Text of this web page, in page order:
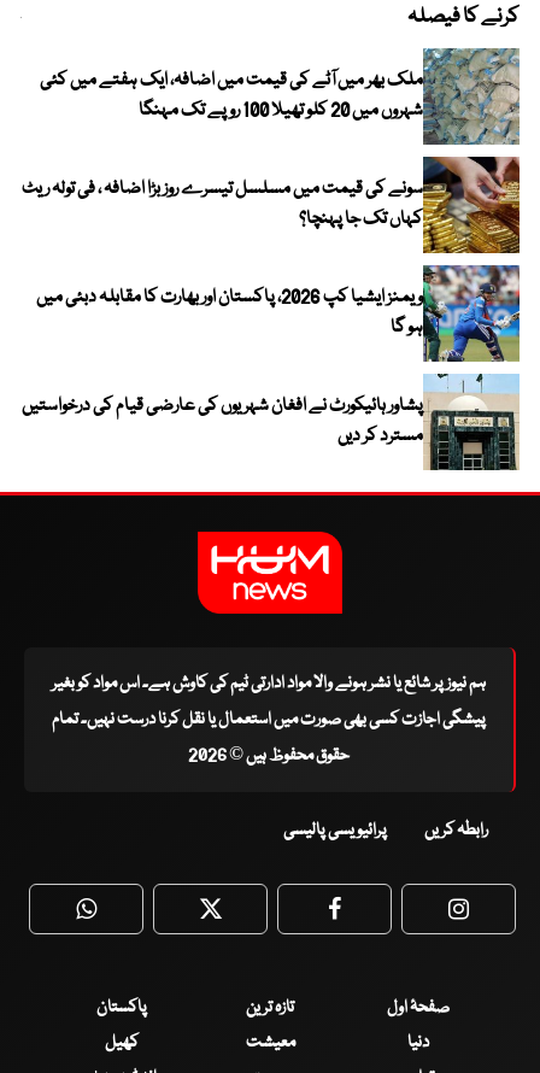
کرنے کا فیصلہ
ملک بھر میں آٹے کی قیمت میں اضافہ، ایک ہفتے میں کئی
شہروں میں 20 کلو تھیلا 100 روپے تک مہنگا
سونے کی قیمت میں مسلسل تیسرے روز بڑا اضافہ ، فی تولہ ریٹ
کہاں تک جا پہنچا؟
ویمنز ایشیا کپ 2026، پاکستان اور بھارت کا مقابلہ دبئی میں
ہو گا
پشاور ہائیکورٹ نے افغان شہریوں کی عارضی قیام کی درخواستیں
مسترد کر دیں
ہم نیوز پر شائع یا نشر ہونے والا مواد ادارتی ٹیم کی کاوش ہے۔ اس مواد کو بغیر
پیشگی اجازت کسی بھی صورت میں استعمال یا نقل کرنا درست نہیں۔ تمام
حقوق محفوظ ہیں © 2026
رابطہ کریں پرائیویسی پالیسی
WhatsApp Twitter Facebook
صفحۂ اول تازہ ترین
پاکستان
دنیا
معیشت
کھیل